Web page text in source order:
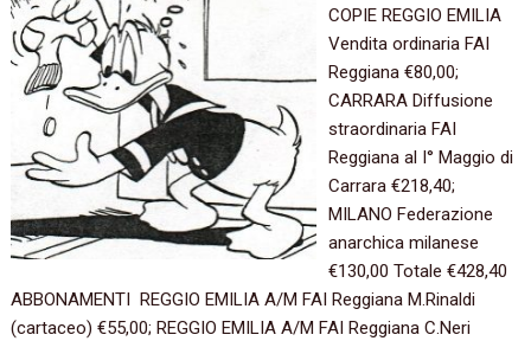
COPIE REGGIO EMILIA
Vendita ordinaria FAI
Reggiana €80,00;
CARRARA Diffusione
straordinaria FAI
Reggiana al I° Maggio di
Carrara €218,40;
MILANO Federazione
anarchica milanese
€130,00 Totale €428,40
ABBONAMENTI REGGIO EMILIA A/M FAI Reggiana M.Rinaldi
(cartaceo) €55,00; REGGIO EMILIA A/M FAI Reggiana C.Neri